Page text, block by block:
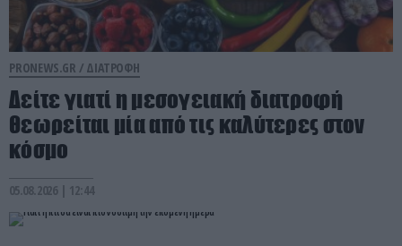
PRONEWS.GR / ΔΙΑΤΡΟΦΗ
Δείτε γιατί η μεσογειακή διατροφή
θεωρείται μία από τις καλύτερες στον
κόσμο
05.08.2026 | 12:44